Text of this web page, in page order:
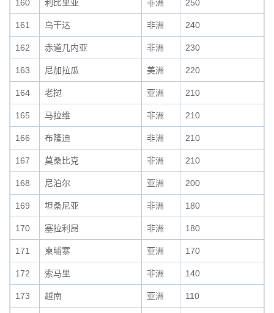
160 利比里亚 非洲 250
161 乌干达 非洲 240
162 赤道几内亚 非洲 230
163 尼加拉瓜 美洲 220
164 老挝 亚洲 210
165 马拉维 非洲 210
166 布隆迪 非洲 210
167 莫桑比克 非洲 210
168 尼泊尔 亚洲 200
169 坦桑尼亚 非洲 180
170 塞拉利昂 非洲 180
171 柬埔寨 亚洲 170
172 索马里 非洲 140
173 越南 亚洲 110